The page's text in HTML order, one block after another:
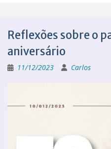
Reflexões sobre o
aniversário
11/12/2023 Carlos